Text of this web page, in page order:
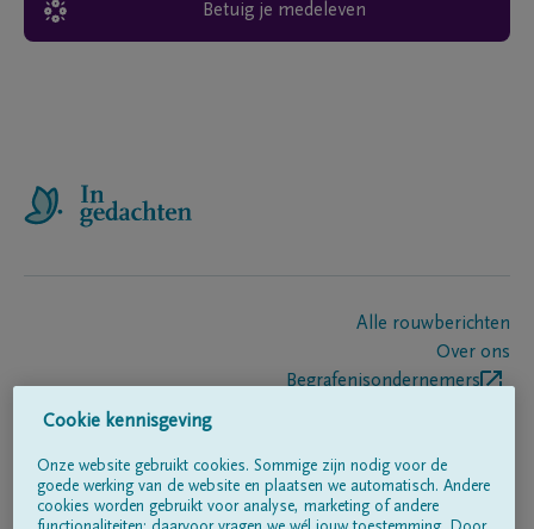
Betuig je medeleven
Alle rouwberichten
Over ons
Begrafenisondernemers
Volg ons op
Cookie kennisgeving
Onze website gebruikt cookies. Sommige zijn nodig voor de
goede werking van de website en plaatsen we automatisch. Andere
cookies worden gebruikt voor analyse, marketing of andere